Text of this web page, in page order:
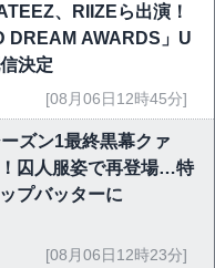
、RIIZEら出演！
DREAM AWARDS」U
決定
[08月06日12時45分]
ズン1最終黒幕クァ
囚人服姿で再登場…特
プバッターに
[08月06日12時23分]